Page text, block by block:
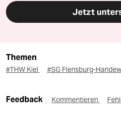
Jetzt
Themen
#THW Kiel #SG Flensburg-
Feedback Kommentieren